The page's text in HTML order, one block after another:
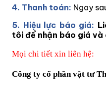
4. Thanh toán: Ngay
5. Hiệu lực báo giá:
tôi để nhận báo giá
Mọi chi tiết xin liên hệ:
Công ty cổ phần vật tư